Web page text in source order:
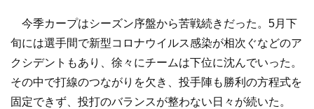
今季カープはシーズン序盤から苦戦続きだった。5月下
旬には選手間で新型コロナウイルス感染が相次ぐなどのア
クシデントもあり、徐々にチームは下位に沈んでいった。
その中で打線のつながりを欠き、投手陣も勝利の方程式を
固定できず、投打のバランスが整わない日々が続いた。